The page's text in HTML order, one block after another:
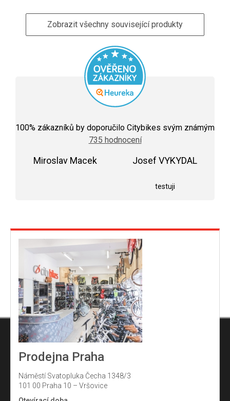
Zobrazit všechny související produkty
hodnocení
obchodu
je
100% zákazníků by doporučilo Citybikes svým známým
735 hodnocení
Miroslav Macek Josef VYKYDAL
testuji
Prodejna Praha
Náměstí Svatopluka Čecha 1348/3
101 00 Praha 10 – Vršovice